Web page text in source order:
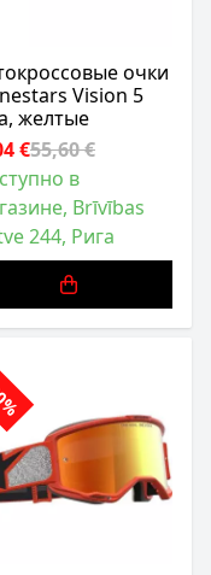
очки
Vision 5
желтые
€55,60 €
в
Brīvības
244, Рига